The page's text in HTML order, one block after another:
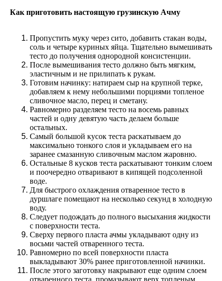
Как приготовить настоящую грузинскую Ачму
Пропустить муку через сито, добавить стакан воды,
соль и четыре куриных яйца. Тщательно вымешивать
тесто до получения однородной консистенции.
После вымешивания тесто должно быть мягким,
эластичным и не прилипать к рукам.
Готовим начинку: натираем сыр на крупной терке,
добавляем к нему небольшими порциями топленое
сливочное масло, перец и сметану.
Равномерно разделяем тесто на восемь равных
частей и одну девятую часть делаем больше
остальных.
Самый большой кусок теста раскатываем до
максимально тонкого слоя и укладываем его на
заранее смазанную сливочным маслом жаровню.
Остальные 8 кусков теста раскатывают тонким слоем
и поочередно отваривают в кипящей подсоленной
воде.
Для быстрого охлаждения отваренное тесто в
дуршлаге помещают на несколько секунд в холодную
воду.
Следует подождать до полного высыхания жидкости
с поверхности теста.
Сверху первого пласта ачмы укладывают одну из
восьми частей отваренного теста.
Равномерно по всей поверхности пласта
выкладывают 30% ранее приготовленной начинки.
После этого заготовку накрывают еще одним слоем
отваренного теста, промазывают верх топленым